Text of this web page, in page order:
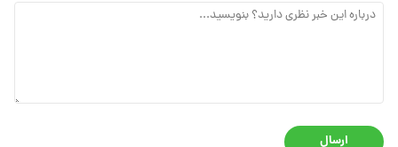
ارسال